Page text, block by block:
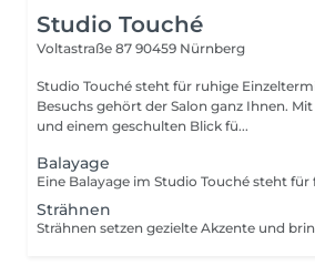
Studio Touché
Voltastraße 87 90459 Nürnberg
Studio Touché steht für ruhige
Besuchs gehört der Salon ganz Ihnen.
und einem geschulten Blick fü...
Balayage
Strähnen